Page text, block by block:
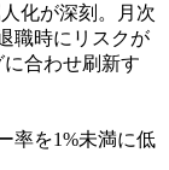
化が深刻。月次
職時にリスクが
合わせ刷新す
率を1%未満に低